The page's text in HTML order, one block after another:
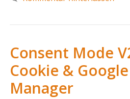
Consent Mode
Cookie &
Manager